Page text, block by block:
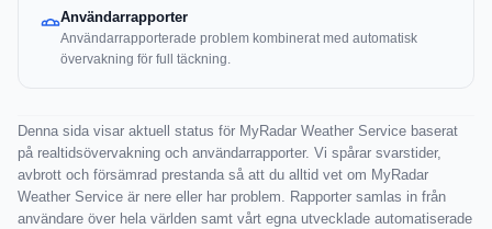
Användarrapporter
Användarrapporterade problem kombinerat med automatisk
övervakning för full täckning.
Denna sida visar aktuell status för MyRadar Weather Service baserat
på realtidsövervakning och användarrapporter. Vi spårar svarstider,
avbrott och försämrad prestanda så att du alltid vet om MyRadar
Weather Service är nere eller har problem. Rapporter samlas in från
användare över hela världen samt vårt egna utvecklade automatiserade